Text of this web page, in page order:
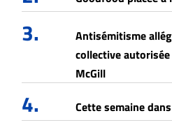
3.
Antisémitisme
collective
McGill
4. Cette semaine